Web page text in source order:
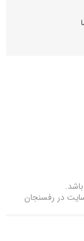
در رفسنجان